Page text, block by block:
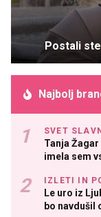
Postali
Najbolj
SVET
Tanja
imela sem
IZLETI IN
Le uro iz
bo navdušil